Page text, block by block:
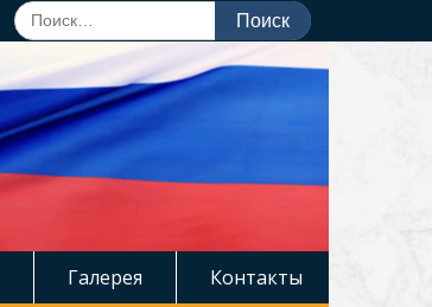
Поиск
по:
Галерея Контакты